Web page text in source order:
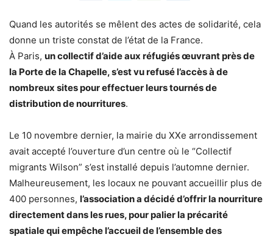
Quand les autorités se mêlent des actes de solidarité, cela
donne un triste constat de l’état de la France.
À Paris, un collectif d’aide aux réfugiés œuvrant près de
la Porte de la Chapelle, s’est vu refusé l’accès à de
nombreux sites pour effectuer leurs tournés de
distribution de nourritures.
Le 10 novembre dernier, la mairie du XXe arrondissement
avait accepté l’ouverture d’un centre où le “Collectif
migrants Wilson” s’est installé depuis l’automne dernier.
Malheureusement, les locaux ne pouvant accueillir plus de
400 personnes, l’association a décidé d’offrir la nourriture
directement dans les rues, pour palier la précarité
spatiale qui empêche l’accueil de l’ensemble des